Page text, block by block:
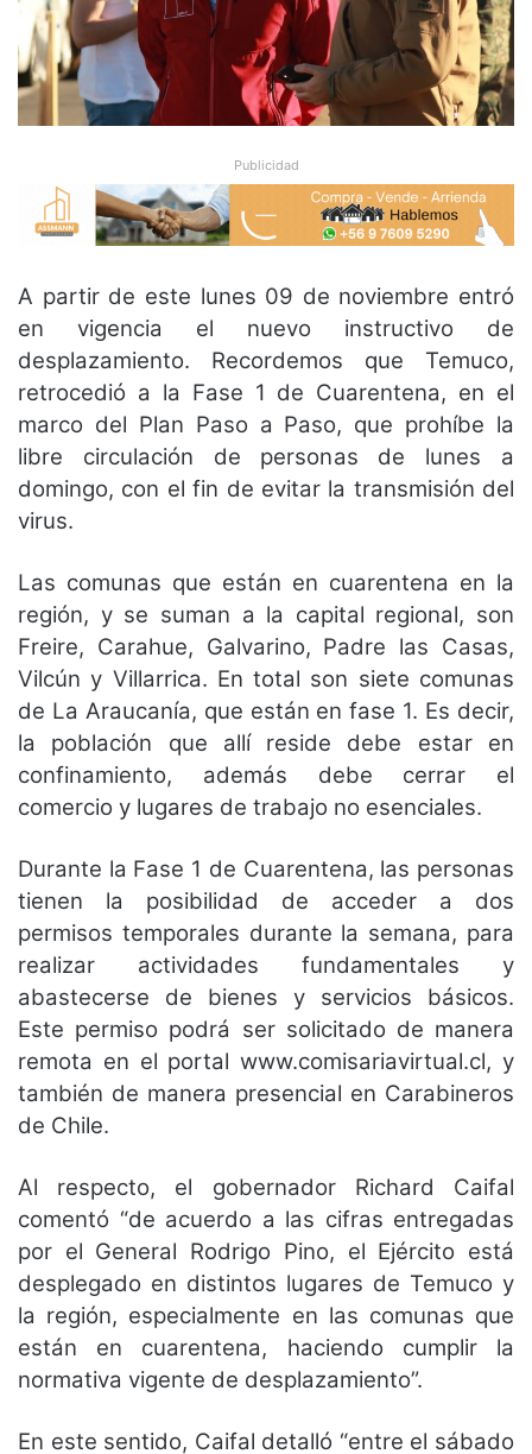
Publicidad
A partir de este lunes 09 de noviembre entró
en vigencia el nuevo instructivo de
desplazamiento. Recordemos que Temuco,
retrocedió a la Fase 1 de Cuarentena, en el
marco del Plan Paso a Paso, que prohíbe la
libre circulación de personas de lunes a
domingo, con el fin de evitar la transmisión del
virus.
Las comunas que están en cuarentena en la
región, y se suman a la capital regional, son
Freire, Carahue, Galvarino, Padre las Casas,
Vilcún y Villarrica. En total son siete comunas
de La Araucanía, que están en fase 1. Es decir,
la población que allí reside debe estar en
confinamiento, además debe cerrar el
comercio y lugares de trabajo no esenciales.
Durante la Fase 1 de Cuarentena, las personas
tienen la posibilidad de acceder a dos
permisos temporales durante la semana, para
realizar actividades fundamentales y
abastecerse de bienes y servicios básicos.
Este permiso podrá ser solicitado de manera
remota en el portal www.comisariavirtual.cl, y
también de manera presencial en Carabineros
de Chile.
Al respecto, el gobernador Richard Caifal
comentó “de acuerdo a las cifras entregadas
por el General Rodrigo Pino, el Ejército está
desplegado en distintos lugares de Temuco y
la región, especialmente en las comunas que
están en cuarentena, haciendo cumplir la
normativa vigente de desplazamiento”.
En este sentido, Caifal detalló “entre el sábado